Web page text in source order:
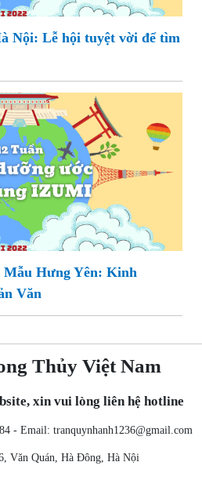
Nội: Lễ hội tuyệt vời để tìm
Hưng Yên: Kinh
Văn
Thủy Việt Nam
xin vui lòng liên hệ hotline
- Email: tranquynhanh1236@gmail.com
Văn Quán, Hà Đông, Hà Nội